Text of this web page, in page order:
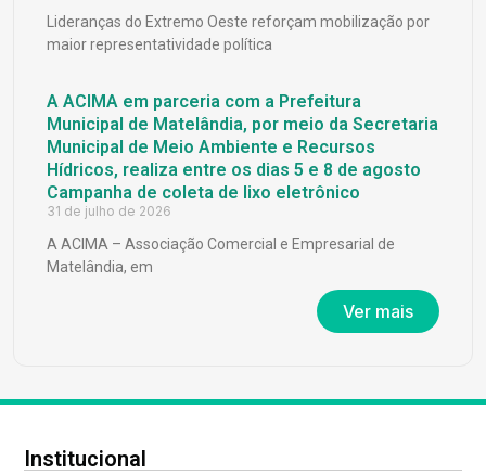
Lideranças do Extremo Oeste reforçam mobilização por
maior representatividade política
A ACIMA em parceria com a Prefeitura
Municipal de Matelândia, por meio da Secretaria
Municipal de Meio Ambiente e Recursos
Hídricos, realiza entre os dias 5 e 8 de agosto
Campanha de coleta de lixo eletrônico
31 de julho de 2026
A ACIMA – Associação Comercial e Empresarial de
Matelândia, em
Ver mais
Institucional